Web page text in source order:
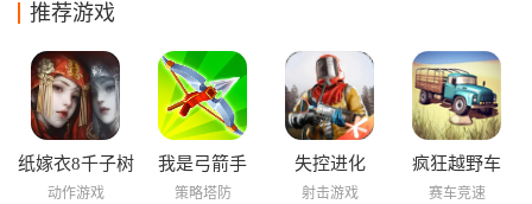
推荐游戏
纸嫁衣8千子树
动作游戏
我是弓箭手
策略塔防
失控进化
射击游戏
疯狂越野车
赛车竞速